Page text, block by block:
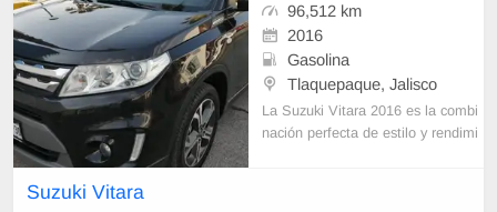
96,512 km
2016
Gasolina
Tlaquepaque, Jalisco
La Suzuki Vitara 2016 es la combi
nación perfecta de estilo y rendimi
Suzuki Vitara